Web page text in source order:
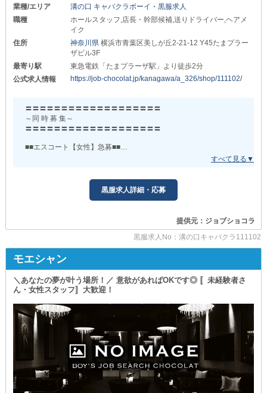
現在《店長・幹部候補》さんを
大募集中◎
月給50万円以上+歩合あり
向上心溢れる
未来の店長・幹部候補さんは
ぜひご応募ください！
アルバイト希望 社員希望
ドライバー希望 ヘアメイク希望
継続でガンガン募集しております！！
未経験でも安心して働ける環境ずくりを徹底しています！
お気軽にご連絡下さい！
*ドライバー
*ホールスタッフ
時給1,500円以上（アルバイト）
未経験スタートでも上記金額を保証！
そのうえ【随時昇給・昇格あり】だから
更なる高収入が実現可能です。
【毎月ボーナス】もあるので
安定した収入を得られますよ！
また、業界経験者さんはもちろん優遇！
過去の待遇・給与を
“最大限”考慮させていただきます◎
落ち着いた雰囲気のお客様が多く、
接客が初めての方でも気負わずに働けます。
アルバイトとしての勤務も歓迎しており、
Wワークをご希望の方にも柔軟に対応しています。
「居心地がよくて、自然と長く働きたくなる」
あなたも新しいスタートを切ってみませんか？
業種/エリア
溝の口 キャバクラボーイ・黒服求人
職種
ホールスタッフ,店長・幹部候補,送りドライバー,ヘアメ
イク
住所
神奈川県横浜市青葉区美しが丘2-21-12 Y45たまプラー
ザビル3F
最寄り駅
東急電鉄「たまプラーザ駅」より徒歩2分
公式求人情報
https://job-chocolat.jp/kanagawa/a_326/shop/111102/
〓〓〓〓〓〓〓〓〓〓〓〓〓〓〓〓〓〓〓
～同 時 募 集～
〓〓〓〓〓〓〓〓〓〓〓〓〓〓〓〓〓〓〓
■■エスコート【女性】急募■■
お客様のコートや荷物を預かったり、
お席へ案内したり、お酒などを運んだり、
〓〓〓〓〓〓〓〓〓〓〓〓〓〓〓〓〓〓〓
＼今、夜職をスタートするなら！／
当店が圧倒的にオススメです◎
なぜなら…
働きやすい高待遇×稼ぎやすい良環境
＆
入社お祝い金10万円進呈という
“無双状態”で働き始められるから！
あなたの実力を思う存分発揮するチャンスです◎
もちろん、夜職未経験の方にも
ベテランスタッフの手厚いサポートがあるため
黒服求人詳細・応募
提供元：ジョブショコラ
黒服求人No：溝の口キャバクラ111102
モエシャン
＼あなたの夢が叶う場所！／ 意欲があればOKです◎ 〚未経験者さ
ん・女性スタッフ〛大歓迎！